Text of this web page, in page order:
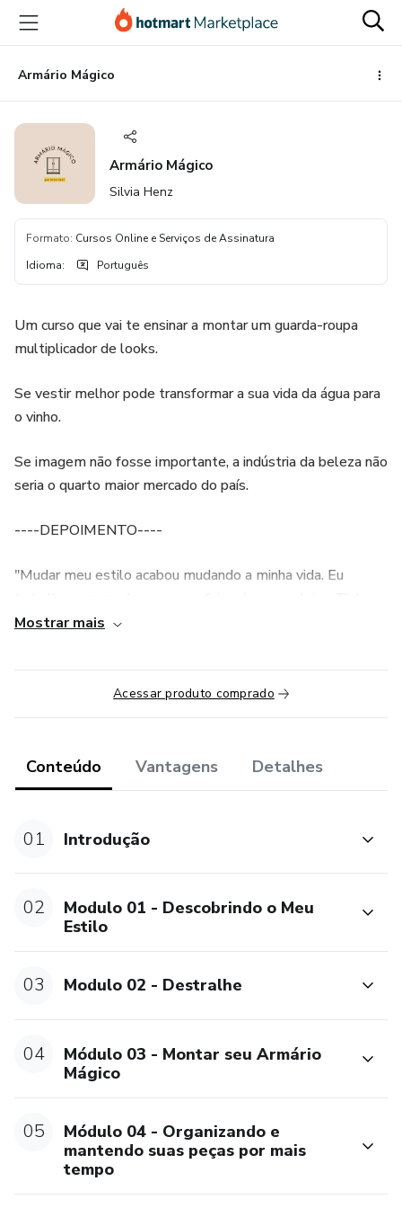
para
conteúdo
principal
para
pagamento
para
rodapé
Armário Mágico
Armário Mágico
Silvia Henz
Formato: Cursos Online e Serviços de Assinatura
Idioma: Português
Um curso que vai te ensinar a montar um guarda-roupa
multiplicador de looks.
Se vestir melhor pode transformar a sua vida da água para
o vinho.
Se imagem não fosse importante, a indústria da beleza não
seria o quarto maior mercado do país.
----DEPOIMENTO----
"Mudar meu estilo acabou mudando a minha vida. Eu
muita coisa legal e usava sempre as mesmas roupas. Fiz
que eu tenho. A mudança foi também no trabalho. Dobrei
meu salário em 6 meses de empresa. Ganhava R$2.000
agora ganho R$4.000. Eu acredito que uma coisa puxa a
Paula J. Basco
-----------------
Você pode mudar sua auto-estima e sua autoconfiança e,
com isso, mudar sua vida.
Você não precisa ter dinheiro para investir em roupas caras.
E muito menos a sua idade…
Por apenas 12x de R$ 86,93 ou R$ 869,30
Você muda seu guarda-roupa e economiza muito mais do
que isso em médio prazo
Mostrar mais
Acessar produto comprado
Conteúdo Vantagens Detalhes
01 Introdução
02
Modulo 01 - Descobrindo o Meu
Estilo
03 Modulo 02 - Destralhe
04
Módulo 03 - Montar seu Armário
Mágico
05
Módulo 04 - Organizando e
mantendo suas peças por mais
tempo